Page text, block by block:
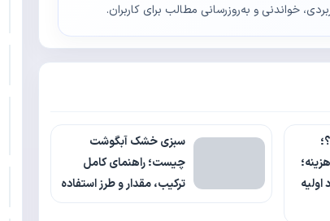
خواندنی و به‌روزرسانی مطالب برای کاربران.
سبزی خشک آبگوشت
چیست؛ راهنمای کامل
ترکیب، مقدار و طرز استفاده